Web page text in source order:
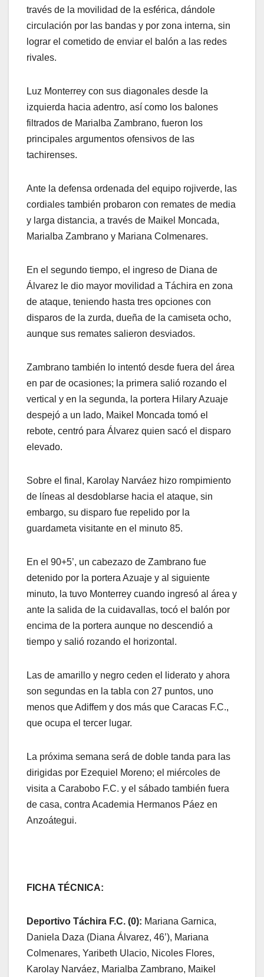
través de la movilidad de la esférica, dándole
circulación por las bandas y por zona interna, sin
lograr el cometido de enviar el balón a las redes
rivales.
Luz Monterrey con sus diagonales desde la
izquierda hacia adentro, así como los balones
filtrados de Marialba Zambrano, fueron los
principales argumentos ofensivos de las
tachirenses.
Ante la defensa ordenada del equipo rojiverde, las
cordiales también probaron con remates de media
y larga distancia, a través de Maikel Moncada,
Marialba Zambrano y Mariana Colmenares.
En el segundo tiempo, el ingreso de Diana de
Álvarez le dio mayor movilidad a Táchira en zona
de ataque, teniendo hasta tres opciones con
disparos de la zurda, dueña de la camiseta ocho,
aunque sus remates salieron desviados.
Zambrano también lo intentó desde fuera del área
en par de ocasiones; la primera salió rozando el
vertical y en la segunda, la portera Hilary Azuaje
despejó a un lado, Maikel Moncada tomó el
rebote, centró para Álvarez quien sacó el disparo
elevado.
Sobre el final, Karolay Narváez hizo rompimiento
de líneas al desdoblarse hacia el ataque, sin
embargo, su disparo fue repelido por la
guardameta visitante en el minuto 85.
En el 90+5’, un cabezazo de Zambrano fue
detenido por la portera Azuaje y al siguiente
minuto, la tuvo Monterrey cuando ingresó al área y
ante la salida de la cuidavallas, tocó el balón por
encima de la portera aunque no descendió a
tiempo y salió rozando el horizontal.
Las de amarillo y negro ceden el liderato y ahora
son segundas en la tabla con 27 puntos, uno
menos que Adiffem y dos más que Caracas F.C.,
que ocupa el tercer lugar.
La próxima semana será de doble tanda para las
dirigidas por Ezequiel Moreno; el miércoles de
visita a Carabobo F.C. y el sábado también fuera
de casa, contra Academia Hermanos Páez en
Anzoátegui.
FICHA TÉCNICA:
Deportivo Táchira F.C. (0): Mariana Garnica,
Daniela Daza (Diana Álvarez, 46’), Mariana
Colmenares, Yaribeth Ulacio, Nicoles Flores,
Karolay Narváez, Marialba Zambrano, Maikel